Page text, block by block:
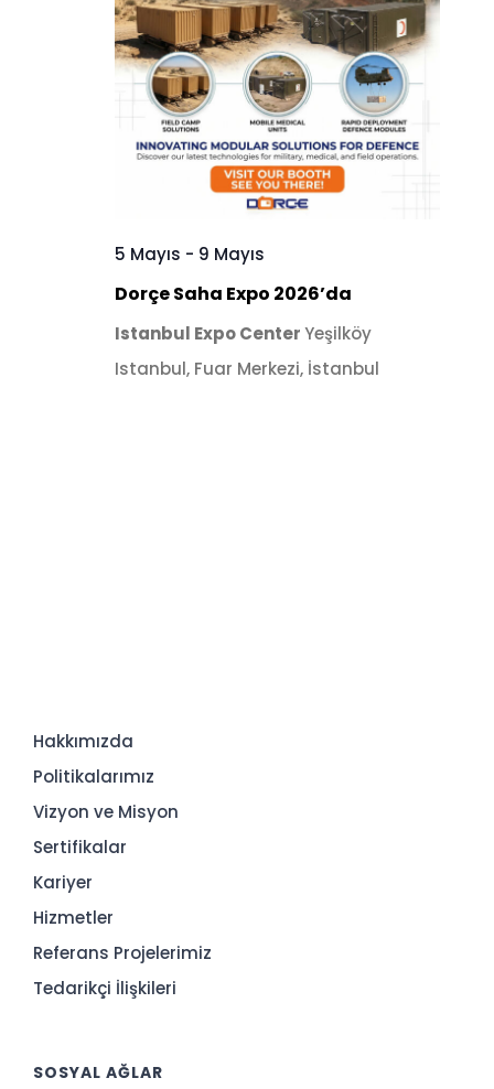
5 Mayıs - 9 Mayıs
Dorçe Saha Expo 2026’da
Istanbul Expo CenterYeşilköy
Istanbul, Fuar Merkezi, İstanbul
Hakkımızda
Politikalarımız
Vizyon ve Misyon
Sertifikalar
Kariyer
Hizmetler
Referans Projelerimiz
Tedarikçi İlişkileri
SOSYAL AĞLAR